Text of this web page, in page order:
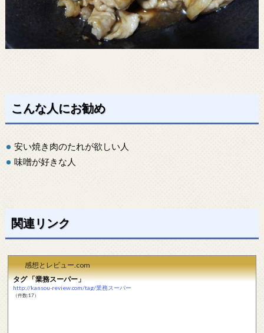
こんな人にお勧め
安い焼き肉のたれが欲しい人
味噌が好きな人
関連リンク
感想とレビュー.com
タグ 「業務スーパー」
http://kansou-review.com/tag/業務スーパー
（件数:17）